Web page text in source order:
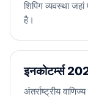
शिपिंग व्यवस्था
है।
इनकोटर्म्स
अंतर्राष्ट्रीय